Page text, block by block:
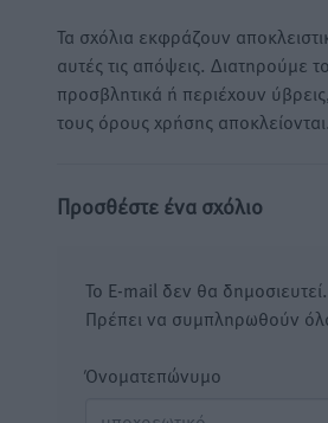
Τα σχόλια εκφράζουν
αυτές τις απόψεις. Διατηρούμε
προσβλητικά ή περιέχουν
τους όρους χρήσης αποκλείονται.
Προσθέστε ένα σχόλιο
Το E-mail δεν θα δημοσιευτεί.
Πρέπει να συμπληρωθούν
Όνοματεπώνυμο